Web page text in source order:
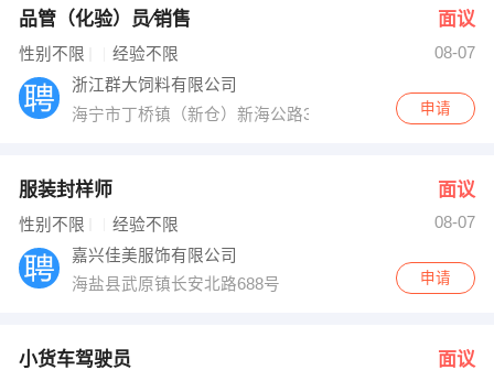
出纳
编辑
跟单
其他职位
品管（化验）员∕销售 面议
性别不限 经验不限
08-07
浙江群大饲料有限公司
海宁市丁桥镇（新仓）新海公路3.8公里处
申请
服装封样师 面议
性别不限 经验不限
08-07
嘉兴佳美服饰有限公司
海盐县武原镇长安北路688号
申请
小货车驾驶员 面议